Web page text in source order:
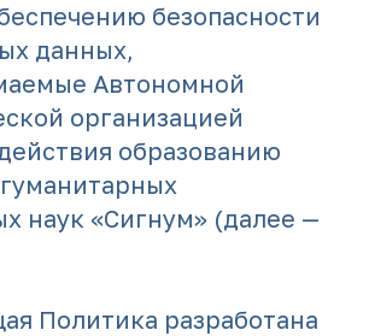
безопасности
данных,
Автономной
организацией
образованию
наук «Сигнум» (далее —
Политика разработана